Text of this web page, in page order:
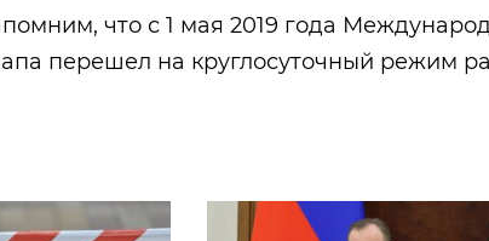
что с 1 мая 2019 года
перешел на круглосуточный режим